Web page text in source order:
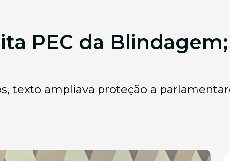
PEC da
texto ampliava proteção a